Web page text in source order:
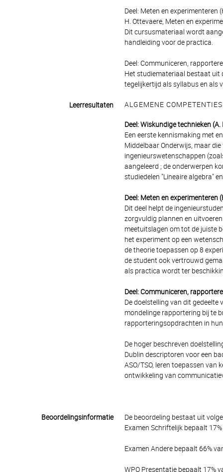
Deel: Meten en experimenteren
H. Ottevaere, Meten en
Dit cursusmateriaal wordt
handleiding voor de practica.
Deel: Communiceren,
Het studiemateriaal bestaat uit
tegelijkertijd als syllabus en als
Leerresultaten ALGEMENE COMPETENTIES
Deel: Wiskundige technieken
Een eerste kennismaking met
Middelbaar Onderwijs, maar
ingenieurswetenschappen
aangeleerd ; de onderwerpen
studiedelen "Lineaire algebra"
Deel: Meten en experimenteren
Dit deel helpt de
zorgvuldig plannen en
meetuitslagen om tot de juiste
het experiment op een
de theorie toepassen op 8
de student ook vertrouwd
als practica wordt ter
Deel: Communiceren,
De doelstelling van dit gedeelte
mondelinge rapportering bij te
rapporteringsopdrachten in
De hoger beschreven
Dublin descriptoren voor een
ASO/TSO, leren toepassen
ontwikkeling van
Beoordelingsinformatie
De beoordeling bestaat uit
Examen Schriftelijk bepaalt
Examen Andere bepaalt 66%
WPO Presentatie bepaalt 17%